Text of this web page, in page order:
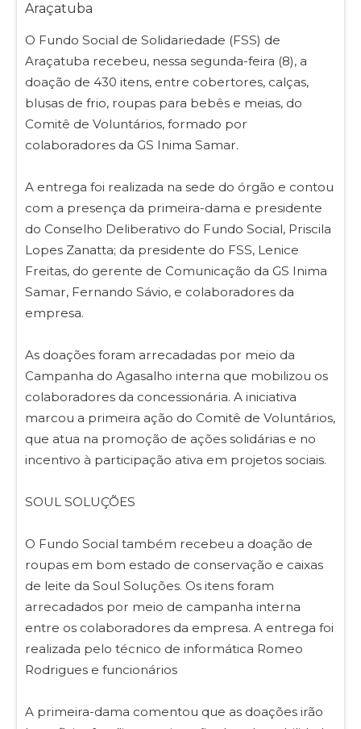
O Fundo Social de Solidariedade (FSS) de
Araçatuba recebeu, nessa segunda-feira (8), a
doação de 430 itens, entre cobertores, calças,
blusas de frio, roupas para bebês e meias, do
Comitê de Voluntários, formado por
colaboradores da GS Inima Samar.
A entrega foi realizada na sede do órgão e contou
com a presença da primeira-dama e presidente
do Conselho Deliberativo do Fundo Social, Priscila
Lopes Zanatta; da presidente do FSS, Lenice
Freitas, do gerente de Comunicação da GS Inima
Samar, Fernando Sávio, e colaboradores da
empresa.
As doações foram arrecadadas por meio da
Campanha do Agasalho interna que mobilizou os
colaboradores da concessionária. A iniciativa
marcou a primeira ação do Comitê de Voluntários,
que atua na promoção de ações solidárias e no
incentivo à participação ativa em projetos sociais.
SOUL SOLUÇÕES
O Fundo Social também recebeu a doação de
roupas em bom estado de conservação e caixas
de leite da Soul Soluções. Os itens foram
arrecadados por meio de campanha interna
entre os colaboradores da empresa. A entrega foi
realizada pelo técnico de informática Romeo
Rodrigues e funcionários
A primeira-dama comentou que as doações irão